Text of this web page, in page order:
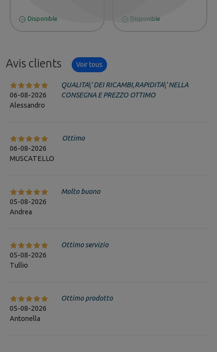
Disponible Disponible
Avis clients Voir tous
06-08-2026
Alessandro
QUALITA\' DEI RICAMBI,RAPIDITA\' NELLA
CONSEGNA E PREZZO OTTIMO
06-08-2026
MUSCATELLO
Ottimo
05-08-2026
Andrea
Molto buono
05-08-2026
Tullio
Ottimo servizio
05-08-2026
Antonella
Ottimo prodotto